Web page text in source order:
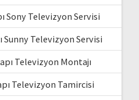
Sony Televizyon Servisi
Televizyon Servisi
Televizyon Montajı
Televizyon Tamircisi